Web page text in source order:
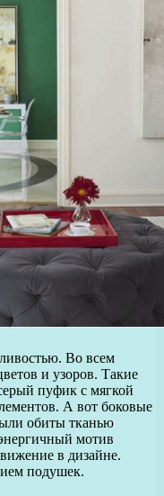
Во всем
и узоров. Такие
пуфик с мягкой
А вот боковые
обиты тканью
мотив
в дизайне.
подушек.